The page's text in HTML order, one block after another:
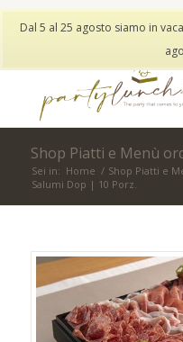
My
Shop Piatti e Menù
Sei in: Home / Shop Piatti e
Salumi Dop | 10 Porz.
Dal 5 al 25 agosto siamo in